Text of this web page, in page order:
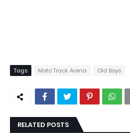
Tags Moto Track Arena Old Boys
RELATED POSTS